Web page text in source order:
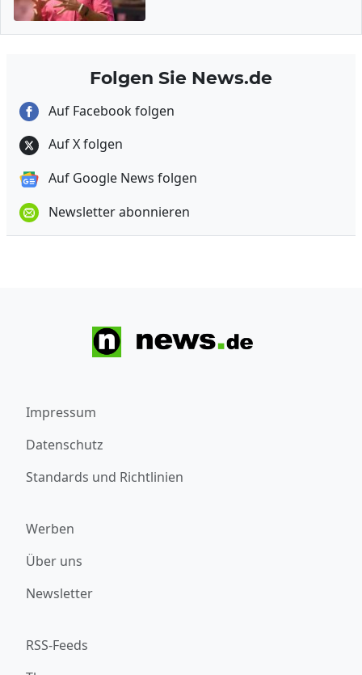
Folgen Sie News.de
Auf Facebook folgen
Auf X folgen
Auf Google News folgen
Newsletter abonnieren
Impressum
Datenschutz
Standards und Richtlinien
Werben
Über uns
Newsletter
RSS-Feeds